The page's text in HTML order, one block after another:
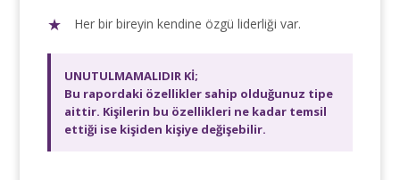
Her bir bireyin kendine özgü liderliği var.
UNUTULMAMALIDIR Kİ;
Bu rapordaki özellikler sahip olduğunuz tipe
aittir. Kişilerin bu özellikleri ne kadar temsil
ettiği ise kişiden kişiye değişebilir.